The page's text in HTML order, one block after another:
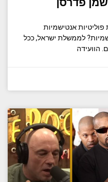
פדרסן
אנטישמיות
לממשלת ישראל, ככל
הוועידה